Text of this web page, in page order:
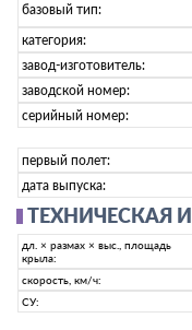
базовый тип:
категория:
завод-изготовитель:
заводской номер:
серийный номер:
первый полет:
дата выпуска:
ТЕХНИЧЕСКАЯ
дл. × размах × выс., площадь
крыла:
скорость, км/ч:
СУ: